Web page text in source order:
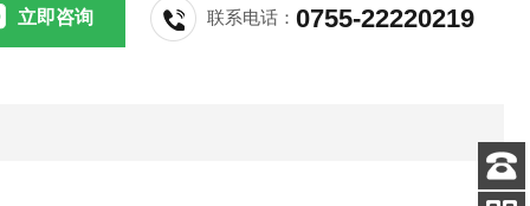
立即咨询 联系电话：0755-22220219